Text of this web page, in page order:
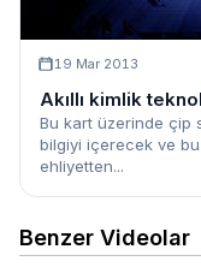
19 Mar 2013
Akıllı kimlik
Bu kart üzerinde çip
bilgiyi içerecek ve
ehliyetten...
Benzer Videolar